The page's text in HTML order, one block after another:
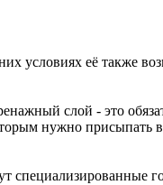
условиях её также
слой - это
нужно присыпать
специализированные